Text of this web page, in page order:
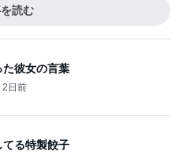
読む
彼女の言葉
2日前
る特製餃子